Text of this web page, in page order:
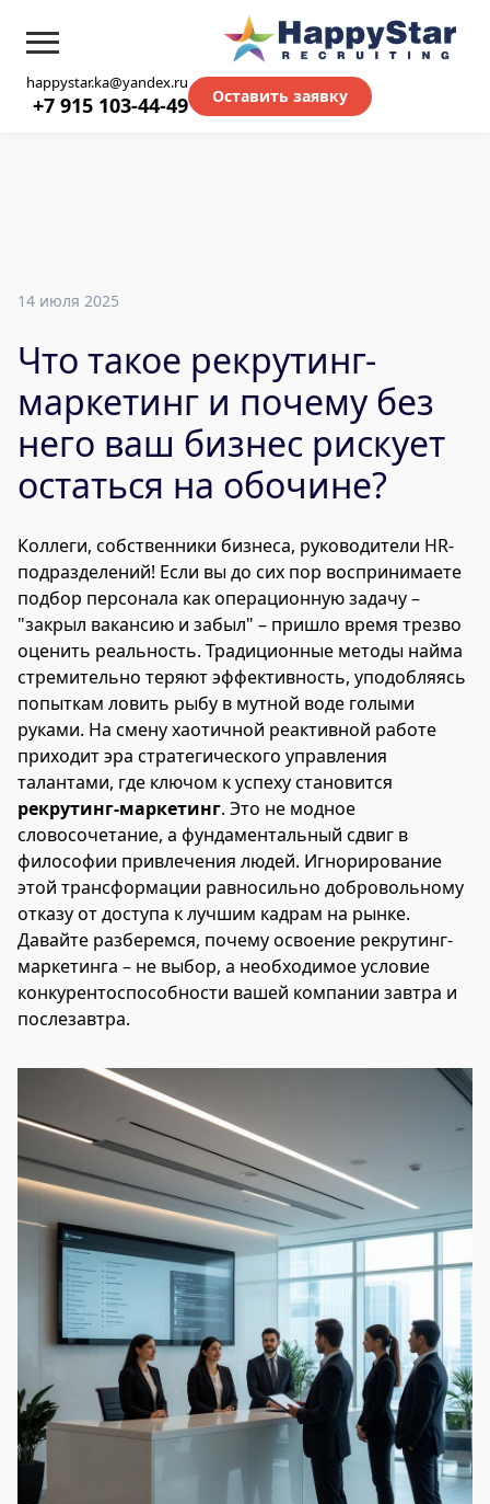
14 июля 2025
Что такое рекрутинг-
маркетинг и почему без
него ваш бизнес рискует
остаться на обочине?
Коллеги, собственники бизнеса, руководители HR-
подразделений! Если вы до сих пор воспринимаете
подбор персонала как операционную задачу –
"закрыл вакансию и забыл" – пришло время трезво
оценить реальность. Традиционные методы найма
стремительно теряют эффективность, уподобляясь
попыткам ловить рыбу в мутной воде голыми
руками. На смену хаотичной реактивной работе
приходит эра стратегического управления
талантами, где ключом к успеху становится
рекрутинг-маркетинг. Это не модное
словосочетание, а фундаментальный сдвиг в
философии привлечения людей. Игнорирование
этой трансформации равносильно добровольному
отказу от доступа к лучшим кадрам на рынке.
Давайте разберемся, почему освоение рекрутинг-
маркетинга – не выбор, а необходимое условие
конкурентоспособности вашей компании завтра и
послезавтра.
happystar.ka@yandex.ru
+7 915 103-44-49 Оставить заявку